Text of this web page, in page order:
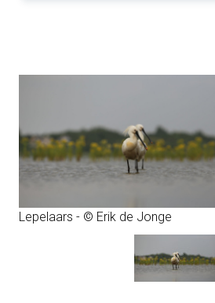
Lepelaars - © Erik de Jonge